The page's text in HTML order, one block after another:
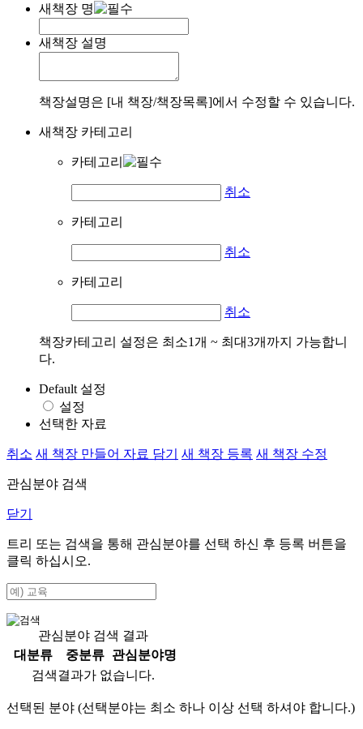
새책장 명
새책장 설명
책장설명은 [내 책장/책장목록]에서 수정할 수 있습니다.
새책장 카테고리
카테고리
취소
카테고리
취소
카테고리
취소
책장카테고리 설정은 최소1개 ~ 최대3개까지 가능합니
다.
Default 설정
설정
선택한 자료
취소 새 책장 만들어 자료 담기 새 책장 등록 새 책장 수정
관심분야 검색
닫기
트리 또는 검색을 통해 관심분야를 선택 하신 후 등록 버튼을
클릭 하십시오.
관심분야 검색 결과
대분류
중분류
관심분야명
검색결과가 없습니다.
선택된 분야 (선택분야는 최소 하나 이상 선택 하셔야 합니다.)